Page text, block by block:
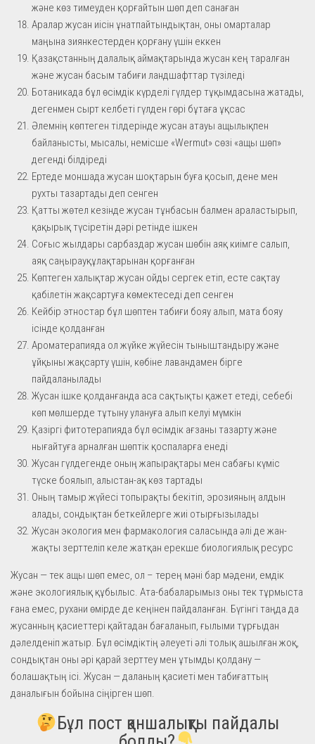
және көз тимеуден қорғайтын шөп деп санаған
Аралар жусан иісін ұнатпайтындықтан, оны омарталар
маңына зиянкестерден қорғану үшін еккен
Қазақстанның далалық аймақтарында жусан кең таралған
және жусан басым табиғи ландшафттар түзіледі
Ботаникада бұл өсімдік күрделі гүлдер тұқымдасына жатады,
дегенмен сырт келбеті гүлден гөрі бұтаға ұқсас
Әлемнің көптеген тілдерінде жусан атауы ащылықпен
байланысты, мысалы, немісше «Wermut» сөзі «ащы шөп»
дегенді білдіреді
Ертеде моншада жусан шоқтарын буға қосып, дене мен
рухты тазартады деп сенген
Қатты жөтел кезінде жусан тұнбасын балмен араластырып,
қақырық түсіретін дәрі ретінде ішкен
Соғыс жылдары сарбаздар жусан шөбін аяқ киімге салып,
аяқ саңырауқұлақтарынан қорғанған
Көптеген халықтар жусан ойды сергек етіп, есте сақтау
қабілетін жақсартуға көмектеседі деп сенген
Кейбір этностар бұл шөптен табиғи бояу алып, мата бояу
ісінде қолданған
Ароматерапияда ол жүйке жүйесін тыныштандыру және
ұйқыны жақсарту үшін, көбіне лавандамен бірге
пайдаланылады
Жусан ішке қолданғанда аса сақтықты қажет етеді, себебі
көп мөлшерде тұтыну улануға алып келуі мүмкін
Қазіргі фитотерапияда бұл өсімдік ағзаны тазарту және
нығайтуға арналған шөптік қоспаларға енеді
Жусан гүлдегенде оның жапырақтары мен сабағы күміс
түске боялып, алыстан-ақ көз тартады
Оның тамыр жүйесі топырақты бекітіп, эрозияның алдын
алады, сондықтан беткейлерге жиі отырғызылады
Жусан экология мен фармакология саласында әлі де жан-
жақты зерттеліп келе жатқан ерекше биологиялық ресурс
Жусан — тек ащы шөп емес, ол – терең мәні бар мәдени, емдік
және экологиялық құбылыс. Ата-бабаларымыз оны тек тұрмыста
ғана емес, рухани өмірде де кеңінен пайдаланған. Бүгінгі таңда да
жусанның қасиеттері қайтадан бағаланып, ғылыми тұрғыдан
дәлелденіп жатыр. Бұл өсімдіктің әлеуеті әлі толық ашылған жоқ,
сондықтан оны әрі қарай зерттеу мен ұтымды қолдану —
болашақтың ісі. Жусан — даланың қасиеті мен табиғаттың
даналығын бойына сіңірген шөп.
Бұл пост қаншалықты пайдалы